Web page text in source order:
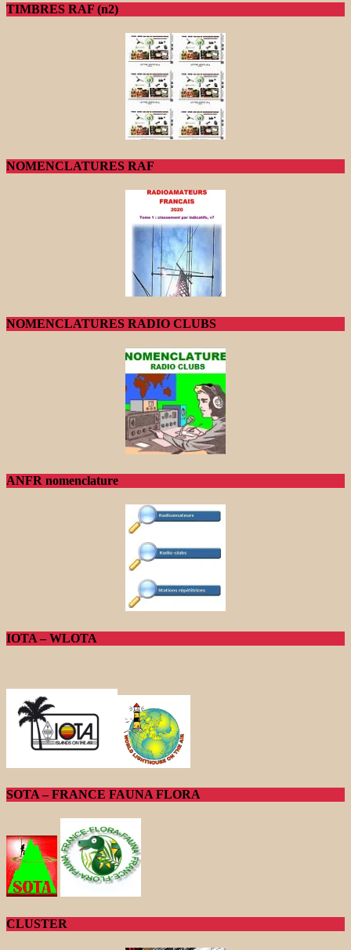
TIMBRES RAF (n2)
NOMENCLATURES RAF
NOMENCLATURES RADIO CLUBS
ANFR nomenclature
IOTA – WLOTA
SOTA – FRANCE FAUNA FLORA
CLUSTER